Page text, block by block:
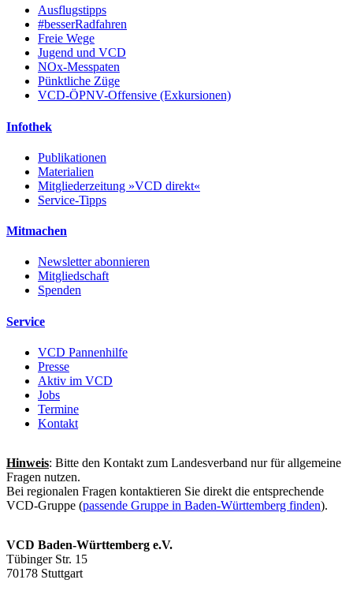
Ausflugstipps
#besserRadfahren
Freie Wege
Jugend und VCD
NOx-Messpaten
Pünktliche Züge
VCD-ÖPNV-Offensive (Exkursionen)
Infothek
Publikationen
Materialien
Mitgliederzeitung »VCD direkt«
Service-Tipps
Mitmachen
Newsletter abonnieren
Mitgliedschaft
Spenden
Service
VCD Pannenhilfe
Presse
Aktiv im VCD
Jobs
Termine
Kontakt
Hinweis: Bitte den Kontakt zum Landesverband nur für allgemeine
Fragen nutzen.
Bei regionalen Fragen kontaktieren Sie direkt die entsprechende
VCD-Gruppe (passende Gruppe in Baden-Württemberg finden).
VCD Baden-Württemberg e.V.
Tübinger Str. 15
70178 Stuttgart